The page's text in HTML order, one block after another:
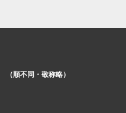
（順不同・敬称略）